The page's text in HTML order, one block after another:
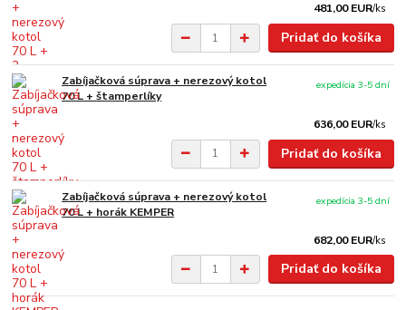
481,00 EUR/ks
Pridať do košíka
Zabíjačková súprava + nerezový kotol
70 L + štamperlíky
636,00 EUR/ks
expedícia 3-5 dní
Pridať do košíka
Zabíjačková súprava + nerezový kotol
70 L + horák KEMPER
682,00 EUR/ks
expedícia 3-5 dní
Pridať do košíka